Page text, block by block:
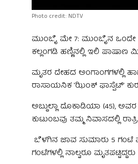
Photo credit: NDTV
ಮುಂಬೈ ಮೇ 7: ಮುಂಬೈನ ಒಂದೇ
ಕಲ್ಲಂಗಡಿ ಹಣ್ಣಿನಲ್ಲಿ ಇಲಿ ಪಾಷಾಣ
ಮೃತರ ದೇಹದ ಅಂಗಾಂಗಗಳಲ್ಲಿ
ರಾಸಾಯನಿಕ 'ಝಿಂಕ್ ಫಾಸ್ಪೆಟ್'
ಅಬ್ದುಲ್ಲಾ ದೊಕಾಡಿಯಾ (45),
ಕುಟುಂಬವು ತಮ್ಮ ನಿವಾಸದಲ್ಲಿ
ಬೆಳಗಿನ ಜಾವ ಸುಮಾರು 5 ಗಂಟೆ
ಗಂಟೆಗಳಲ್ಲಿ ನಾಲ್ವರೂ